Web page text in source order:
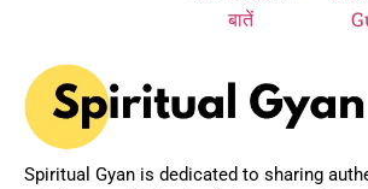
Spiritual Gyan is dedicated to sharing